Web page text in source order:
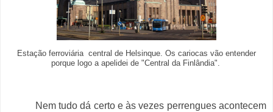
Estação ferroviária central de Helsinque. Os cariocas vão entender
porque logo a apelidei de "Central da Finlândia".
Nem tudo dá certo e às vezes perrengues acontecem